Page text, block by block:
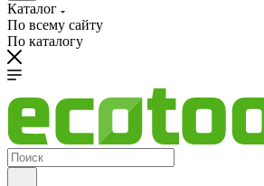
Каталог
По всему сайту
По каталогу